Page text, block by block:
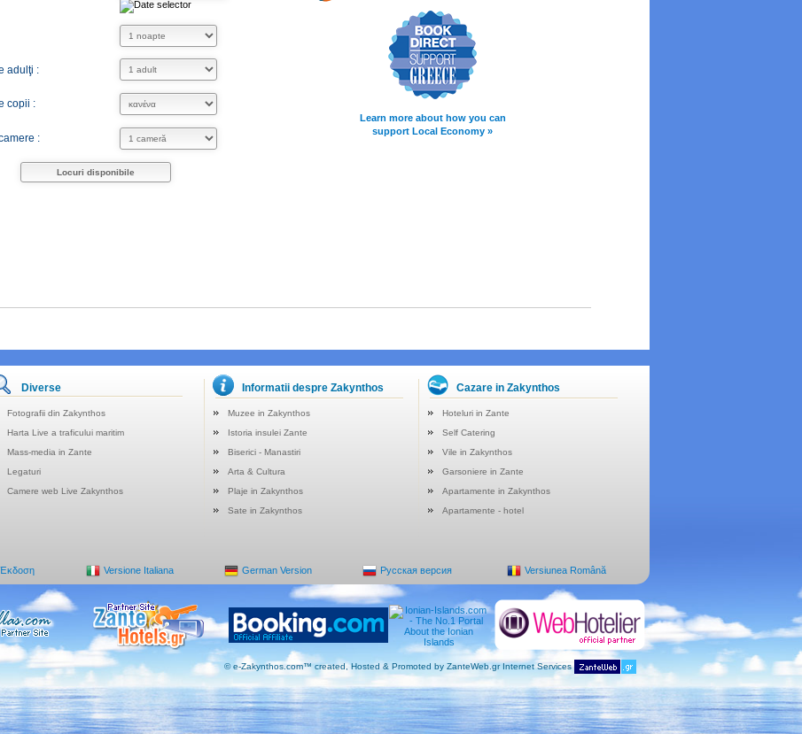
adulţi :
copii :
:
Locuri disponibile
Learn more about how you can
support Local Economy »
Diverse Informatii despre Zakynthos Cazare in Zakynthos
Fotografii din Zakynthos Muzee in Zakynthos
Hoteluri in Zante
Harta Live a traficului maritim Istoria insulei Zante
Self Catering
Mass-media in Zante Biserici - Manastiri
Vile in Zakynthos
Legaturi Arta & Cultura
Garsoniere in Zante
Camere web Live Zakynthos Plaje in Zakynthos
Apartamente in Zakynthos
Sate in Zakynthos Apartamente - hotel
Έκδοση Versione Italiana German Version Русская версия Versiunea Română
© e-Zakynthos.com™ created, Hosted & Promoted by ZanteWeb.gr Internet Services